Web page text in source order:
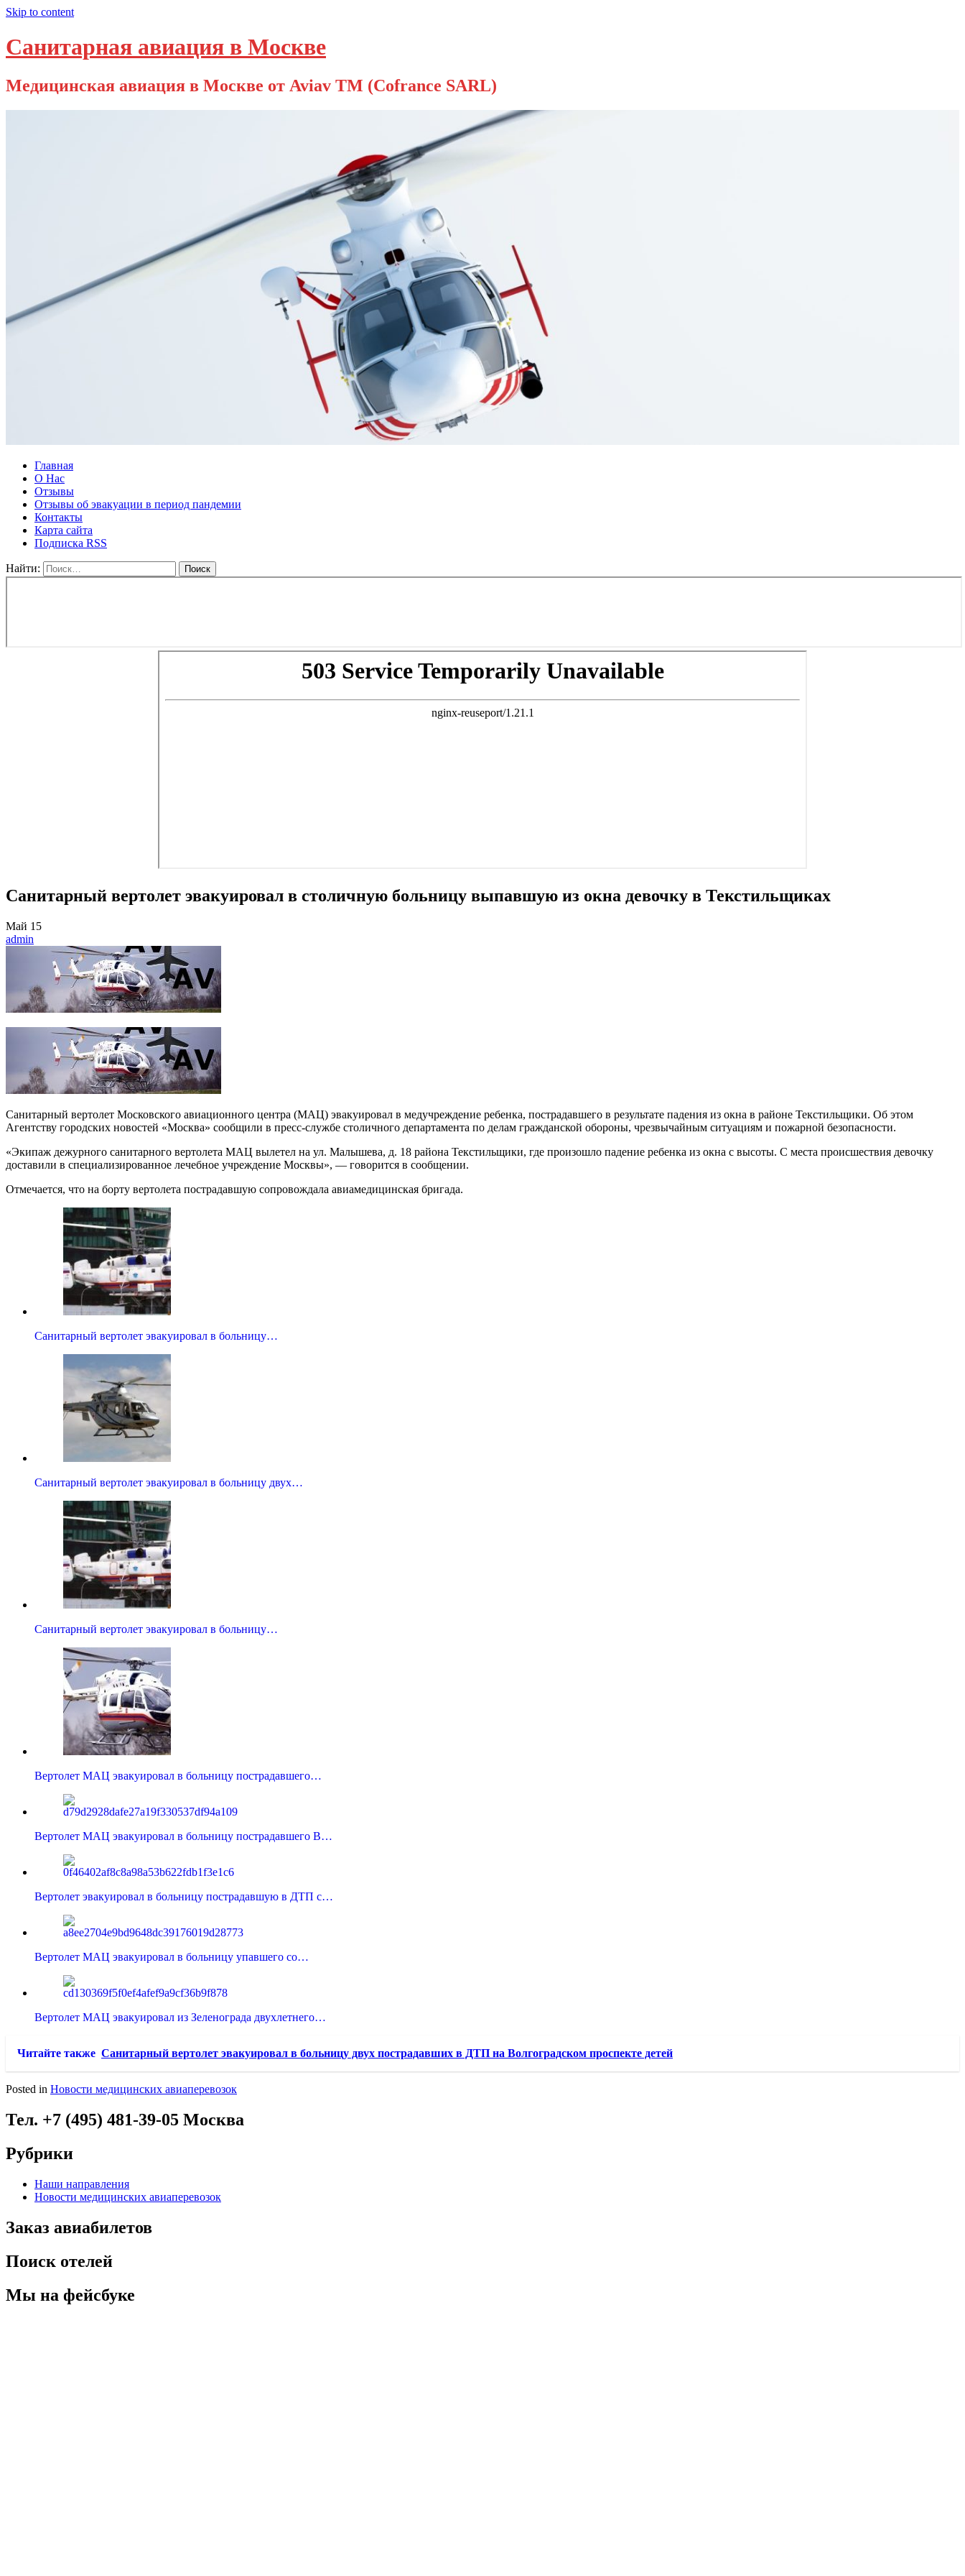
Skip to content
Санитарная авиация в Москве
Медицинская авиация в Москве от Aviav TM (Cofrance SARL)
Главная
О Нас
Отзывы
Отзывы об эвакуации в период пандемии
Контакты
Карта сайта
Подписка RSS
Найти:
Санитарный вертолет эвакуировал в столичную больницу выпавшую из окна девочку в Текстильщиках
Май 15
admin
Санитарный вертолет Московского авиационного центра (МАЦ) эвакуировал в медучреждение ребенка, пострадавшего в результате падения из окна в районе Текстильщики. Об этом
Агентству городских новостей «Москва» сообщили в пресс-службе столичного департамента по делам гражданской обороны, чрезвычайным ситуациям и пожарной безопасности.
«Экипаж дежурного санитарного вертолета МАЦ вылетел на ул. Малышева, д. 18 района Текстильщики, где произошло падение ребенка из окна с высоты. С места происшествия девочку
доставили в специализированное лечебное учреждение Москвы», — говорится в сообщении.
Отмечается, что на борту вертолета пострадавшую сопровождала авиамедицинская бригада.
Санитарный вертолет эвакуировал в больницу…
Санитарный вертолет эвакуировал в больницу двух…
Санитарный вертолет эвакуировал в больницу…
Вертолет МАЦ эвакуировал в больницу пострадавшего…
Вертолет МАЦ эвакуировал в больницу пострадавшего В…
Вертолет эвакуировал в больницу пострадавшую в ДТП с…
Вертолет МАЦ эвакуировал в больницу упавшего со…
Вертолет МАЦ эвакуировал из Зеленограда двухлетнего…
Читайте также Санитарный вертолет эвакуировал в больницу двух пострадавших в ДТП на Волгоградском проспекте детей
Posted in Новости медицинских авиаперевозок
Тел. +7 (495) 481-39-05 Москва
Рубрики
Наши направления
Новости медицинских авиаперевозок
Заказ авиабилетов
Поиск отелей
Мы на фейсбуке